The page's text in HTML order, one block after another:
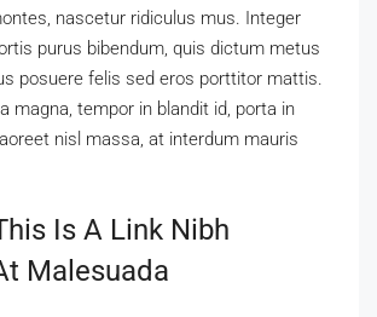
nascetur ridiculus mus. Integer
purus bibendum, quis dictum metus
posuere felis sed eros porttitor mattis.
magna, tempor in blandit id, porta in
nisl massa, at interdum mauris
Is A Link Nibh
Malesuada